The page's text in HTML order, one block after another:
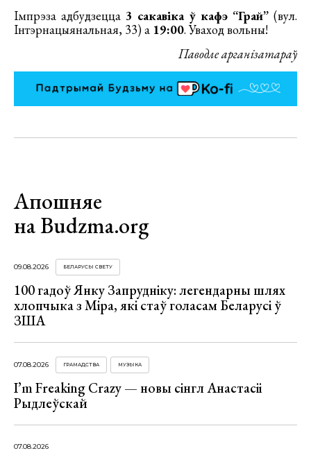
Імпрэза адбудзецца 3 сакавіка ў кафэ “Грай”(вул.
Інтэрнацыянальная, 33) а 19:00. Уваход вольны!
Паводле арганізатараў
Апошняе
на Budzma.org
09.08.2026 БЕЛАРУСЫ СВЕТУ
100 гадоў Янку Запрудніку: легендарны шлях
хлопчыка з Міра, які стаў голасам Беларусі ў
ЗША
07.08.2026 ГРАМАДСТВА МУЗЫКА
I’m Freaking Crazy — новы сінгл Анастасіі
Рыдлеўскай
07.08.2026